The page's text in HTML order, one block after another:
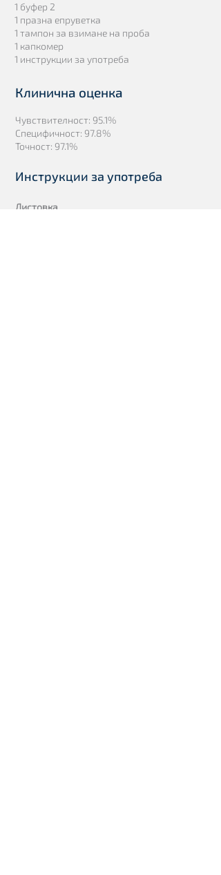
1 буфер 2
1 празна епруветка
1 тампон за взимане на проба
1 капкомер
1 инструкции за употреба
Клинична оценка
Чувствителност: 95.1%
Специфичност: 97.8%
Точност: 97.1%
Инструкции за употреба
Листовка